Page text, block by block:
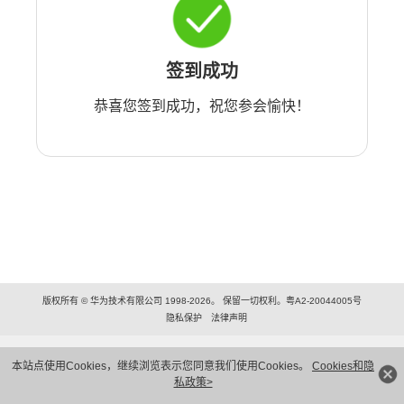
本站点使用Cookies，继续浏览表示您同意我们使用Cookies。 Cookies和隐
私政策>
签到成功
恭喜您签到成功，祝您参会愉快！
版权所有 © 华为技术有限公司 1998-2026。 保留一切权利。粤A2-20044005号
隐私保护
法律声明